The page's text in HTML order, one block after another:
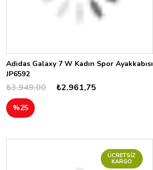
Adidas Galaxy 7 W Kadın Spor Ayakkabısı
JP6592
₺2.961,75
₺3.949,00
%25
ÜCRETSIZ
KARGO